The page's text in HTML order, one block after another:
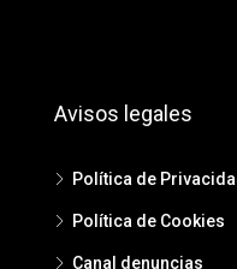
Avisos legales
Política de
Política de Cookies
Canal denuncias